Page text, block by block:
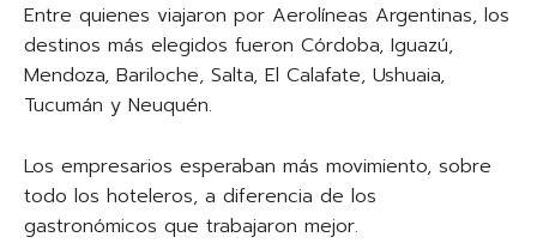
Entre quienes viajaron por Aerolíneas Argentinas, los
destinos más elegidos fueron Córdoba, Iguazú,
Mendoza, Bariloche, Salta, El Calafate, Ushuaia,
Tucumán y Neuquén.
Los empresarios esperaban más movimiento, sobre
todo los hoteleros, a diferencia de los
gastronómicos que trabajaron mejor.